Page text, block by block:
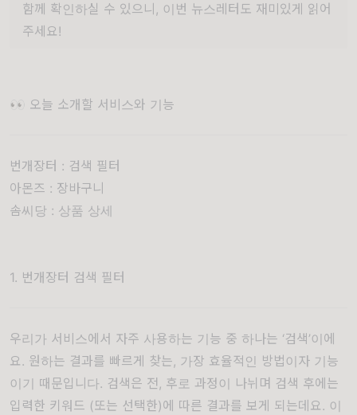
함께 확인하실 수 있으니, 이번 뉴스레터도 재미있게 읽어
주세요!
👀 오늘 소개할 서비스와 기능
번개장터 : 검색 필터
아몬즈 : 장바구니
솜씨당 : 상품 상세
1. 번개장터 검색 필터
우리가 서비스에서 자주 사용하는 기능 중 하나는 ‘검색’이에
요. 원하는 결과를 빠르게 찾는, 가장 효율적인 방법이자 기능
이기 때문입니다. 검색은 전, 후로 과정이 나뉘며 검색 후에는
입력한 키워드 (또는 선택한)에 따른 결과를 보게 되는데요. 이